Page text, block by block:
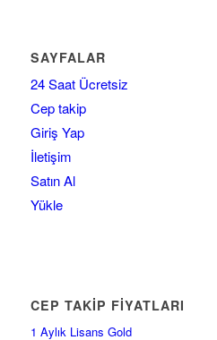
SAYFALAR
24 Saat Ücretsiz
Cep takip
Giriş Yap
İletişim
Satın Al
Yükle
CEP TAKİP FİYATLARI
1 Aylık Lisans Gold